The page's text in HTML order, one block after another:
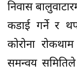
निवास
कडाई गर्ने र
कोरोना
समन्वय